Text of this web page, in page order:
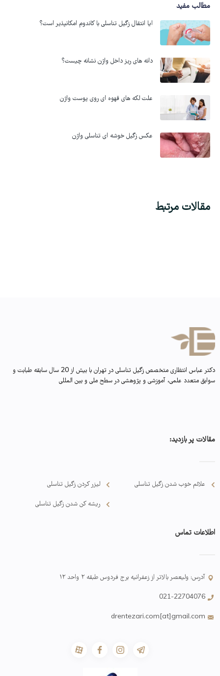
مطالب مفید
ایا انتقال زگیل تناسلی با کاندوم امکانپذیر است؟
دانه های ریز داخل واژن نشانه چیست؟
علت لکه های قهوه ای روی پوست واژن
عکس زگیل خوشه ای تناسلی واژن
مقالات مرتبط
دکتر عباس انتظاری متخصص زگیل تناسلی در تهران با بیش از 20 سال سابقه طبابت و
سوابق متعدد علمی، آموزشی و پژوهشی در سطح ملی و بین المللی
مقالات پر بازدید:
علائم خوب شدن زگیل تناسلی لیزر کردن زگیل تناسلی
ریشه کن شدن زگیل تناسلی
اطلاعات تماس
آدرس: ولیعصر بالاتر از زعفرانیه برج فردوس طبقه ۲ واحد ۱۲
021-22704076
drentezari.com[at]gmail.com